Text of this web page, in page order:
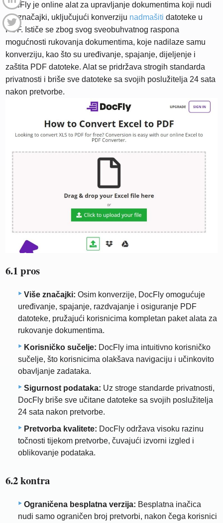
DocFly je online alat za upravljanje dokumentima koji nudi
niz značajki, uključujući konverziju nadmašiti datoteke u
PDF. Ističe se zbog svog sveobuhvatnog raspona
mogućnosti rukovanja dokumentima, koje nadilaze samu
konverziju, kao što su uređivanje, spajanje, dijeljenje i
zaštita PDF datoteke. Alat se pridržava strogih standarda
privatnosti i briše sve datoteke sa svojih poslužitelja 24 sata
nakon pretvorbe.
6.1 pros
Više značajki: Osim konverzije, DocFly omogućuje
uređivanje, spajanje, razdvajanje i osiguranje PDF
datoteke, pružajući korisnicima kompletan paket alata za
rukovanje dokumentima.
Korisničko sučelje: DocFly ima intuitivno korisničko
sučelje, što korisnicima olakšava navigaciju i učinkovito
obavljanje zadataka.
Sigurnost podataka: Uz stroge standarde privatnosti,
DocFly briše sve učitane datoteke sa svojih poslužitelja
24 sata nakon pretvorbe.
Pretvorba kvalitete: DocFly održava visoku razinu
točnosti tijekom pretvorbe, čuvajući izvorni izgled i
oblikovanje podataka.
6.2 kontra
Ograničena besplatna verzija: Besplatna inačica
nudi samo ograničen broj pretvorbi, nakon čega korisnici